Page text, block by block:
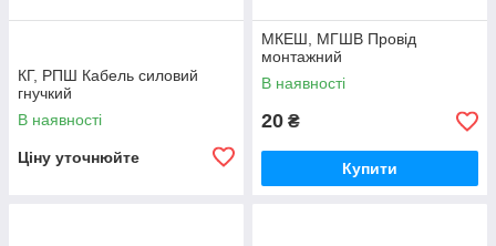
КГ, РПШ Кабель силовий
гнучкий
В наявності
Ціну уточнюйте
МКЕШ, МГШВ Провід
монтажний
В наявності
20 ₴
Купити